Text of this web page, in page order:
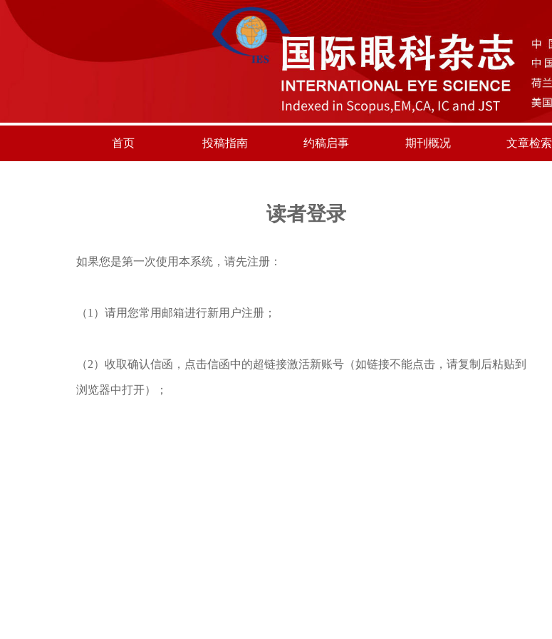
首页 投稿指南 约稿启事 期刊概况 文章检索
读者登录
如果您是第一次使用本系统，请先注册：
（1）请用您常用邮箱进行新用户注册；
（2）收取确认信函，点击信函中的超链接激活新账号（如链接不能点击，请复制后粘贴到
浏览器中打开）；